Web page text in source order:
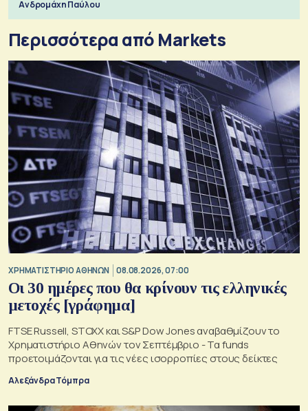
Ανδρομάχη Παύλου
Περισσότερα από Markets
XΡΗΜΑΤΙΣΤΗΡΙΟ ΑΘΗΝΩΝ 08.08.2026, 07:00
Οι 30 ημέρες που θα κρίνουν τις ελληνικές
μετοχές [γράφημα]
FTSE Russell, STOXX και S&P Dow Jones αναβαθμίζουν το
Χρηματιστήριο Αθηνών τον Σεπτέμβριο - Τα funds
προετοιμάζονται για τις νέες ισορροπίες στους δείκτες
Αλεξάνδρα Τόμπρα